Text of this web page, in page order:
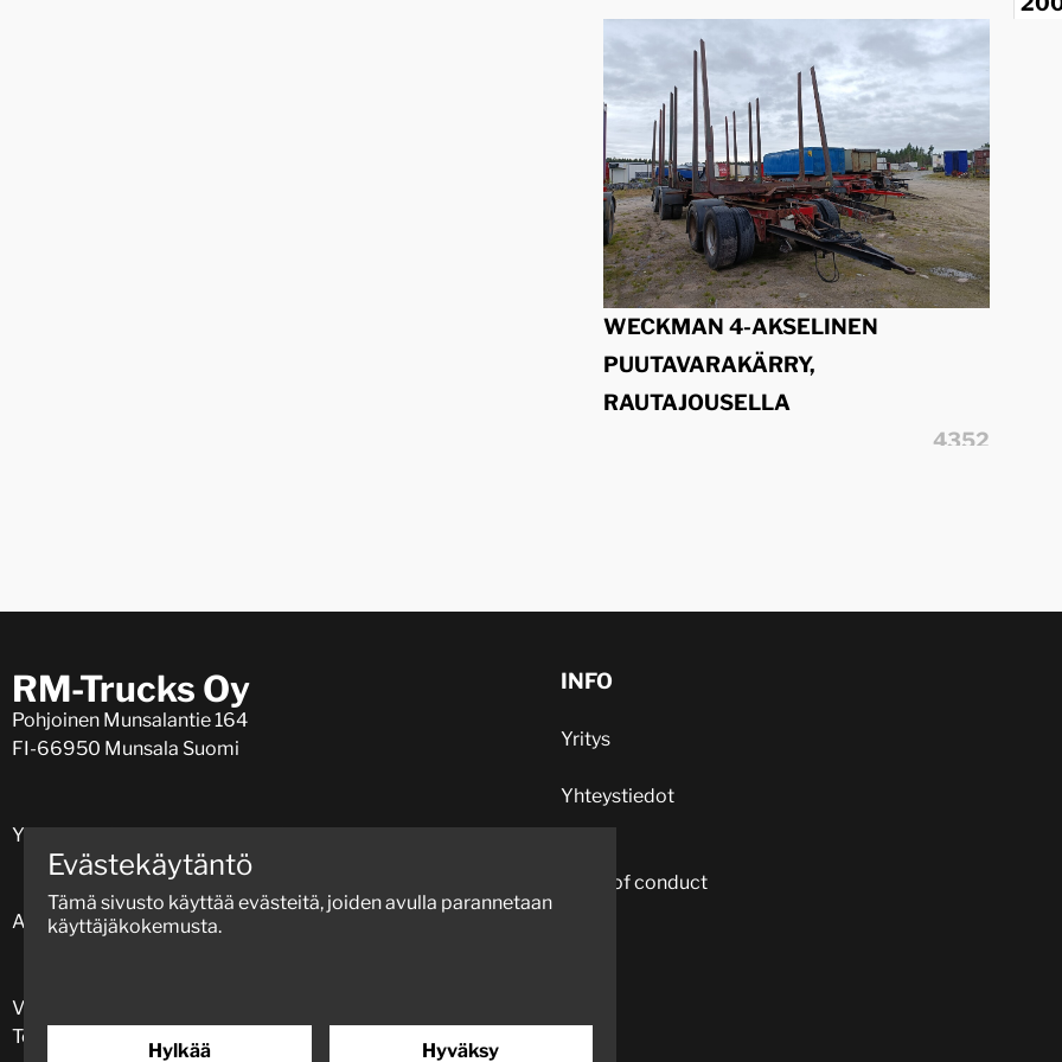
WECKMAN 4-AKSELINEN
PUUTAVARAKÄRRY,
RAUTAJOUSELLA
4352
1990
RM-Trucks Oy
Pohjoinen Munsalantie 164
FI-66950 Munsala Suomi
Y-numero: 0917597-4 (VAT: FI09175974)
Aukioloajat ma - pe 8.00-16.30.
Varaosat
Toimisto
INFO
Yritys
Yhteystiedot
Code of conduct
Evästekäytäntö
Tämä sivusto käyttää evästeitä, joiden avulla parannetaan
käyttäjäkokemusta.
Hylkää Hyväksy